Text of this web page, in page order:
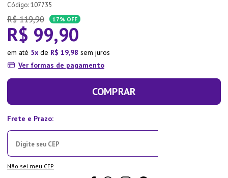
:107735
R$ 119,90 17% OFF
R$ 99,90
em até 5 de R$ 19,98 sem juros
Ver formas de pagamento
COMPRAR
Não sei meu CEP
9º
10º Lixeira